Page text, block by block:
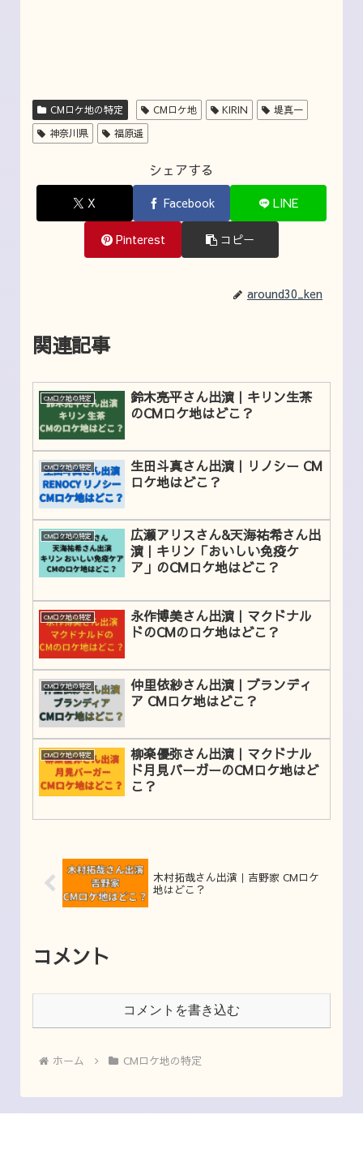
CMロケ地の特定 CMロケ地 KIRIN
堤真一
神奈川県
福原遥
シェアする
X Facebook LINE
Pinterest コピー
around30_ken
関連記事
CMロケ地の特定
鈴木亮平さん出演｜キリン生茶
のCMロケ地はどこ？
CMロケ地の特定
生田斗真さん出演｜リノシー CM
ロケ地はどこ？
CMロケ地の特定
広瀬アリスさん&天海祐希さん出
演｜キリン「おいしい免疫ケ
ア」のCMロケ地はどこ？
CMロケ地の特定
永作博美さん出演｜マクドナル
ドのCMのロケ地はどこ？
CMロケ地の特定
仲里依紗さん出演｜ブランディ
ア CMロケ地はどこ？
CMロケ地の特定
柳楽優弥さん出演｜マクドナル
ド月見バーガーのCMロケ地はど
こ？
木村拓哉さん出演｜吉野家 CMロケ
地はどこ？
コメント
コメントを書き込む
ホーム CMロケ地の特定